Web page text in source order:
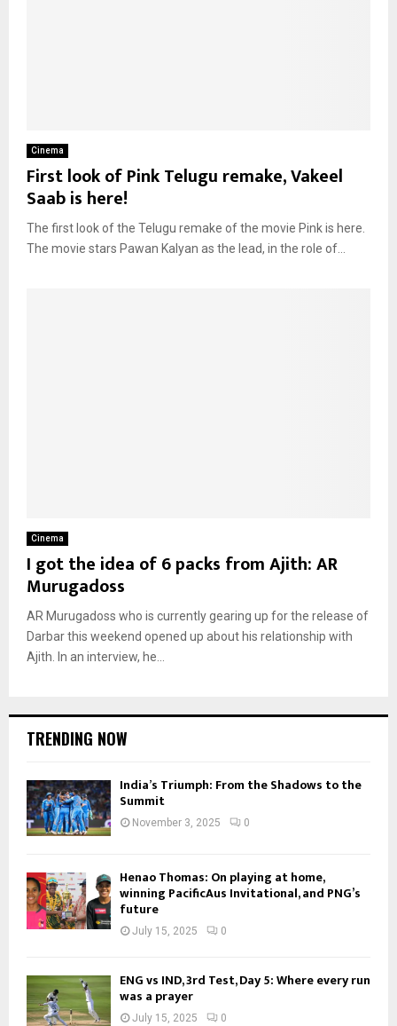
Cinema
First look of Pink Telugu remake, Vakeel
Saab is here!
The first look of the Telugu remake of the movie Pink is here.
The movie stars Pawan Kalyan as the lead, in the role of...
Cinema
I got the idea of 6 packs from Ajith: AR
Murugadoss
AR Murugadoss who is currently gearing up for the release of
Darbar this weekend opened up about his relationship with
Ajith. In an interview, he...
TRENDING NOW
India’s Triumph: From the Shadows to the
Summit
November 3, 2025 0
Henao Thomas: On playing at home,
winning PacificAus Invitational, and PNG’s
future
July 15, 2025 0
ENG vs IND, 3rd Test, Day 5: Where every run
was a prayer
July 15, 2025 0